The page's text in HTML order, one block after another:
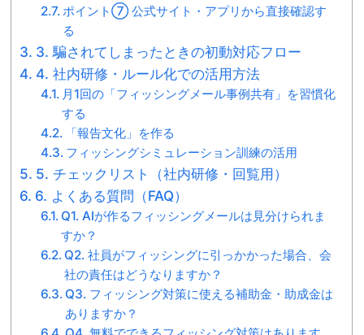
ポイント⑦ 公式サイト・アプリから直接確認す
る
3. 騙されてしまったときの初動対応フロー
4. 社内研修・ルール化での活用方法
月1回の「フィッシングメール事例共有」を習慣化
する
「報告文化」を作る
フィッシングシミュレーション訓練の活用
5. チェックリスト（社内研修・回覧用）
6. よくある質問（FAQ）
Q1. AIが作るフィッシングメールは見分けられま
すか？
Q2. 社員がフィッシングに引っかかった場合、会
社の責任はどうなりますか？
Q3. フィッシング対策に使える補助金・助成金は
ありますか？